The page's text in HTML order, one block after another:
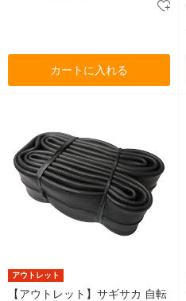
カートに入れる
アウトレット
【アウトレット】サギサカ 自転